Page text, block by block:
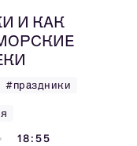
И КАК
#праздники
18:55